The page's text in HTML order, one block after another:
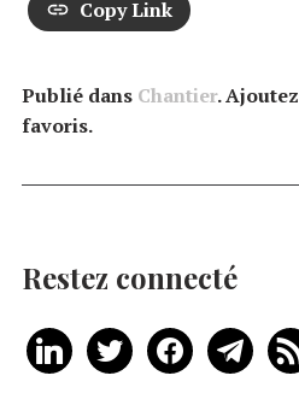
Copy Link
Publié dans Chantier. Ajoutez
favoris.
Restez connecté